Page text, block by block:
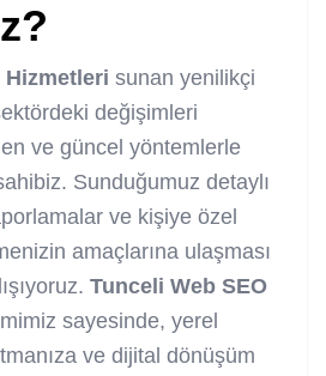
Hizmetleri sunan yenilikçi
değişimleri
ve güncel yöntemlerle
Sunduğumuz detaylı
ve kişiye özel
amaçlarına ulaşması
Tunceli Web SEO
sayesinde, yerel
ve dijital dönüşüm